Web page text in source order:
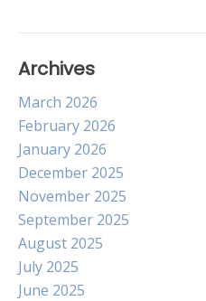
Archives
March 2026
February 2026
January 2026
December 2025
November 2025
September 2025
August 2025
July 2025
June 2025